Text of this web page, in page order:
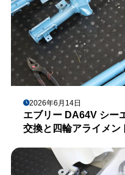
2026年6月14日
エブリー DA64V シー
交換と四輪アライメン